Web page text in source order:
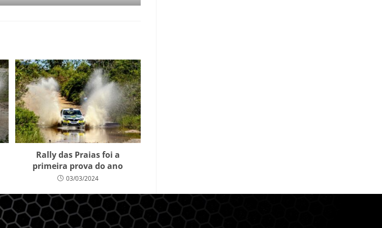
Rally das Praias foi a
primeira prova do ano
03/03/2024